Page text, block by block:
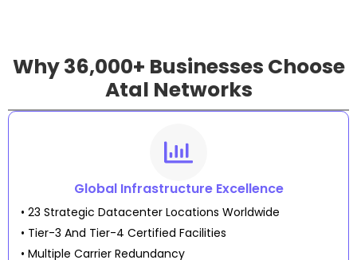
Why 36,000+ Businesses Choose
Atal Networks
Global Infrastructure Excellence
• 23 Strategic Datacenter Locations Worldwide
• Tier-3 And Tier-4 Certified Facilities
• Multiple Carrier Redundancy